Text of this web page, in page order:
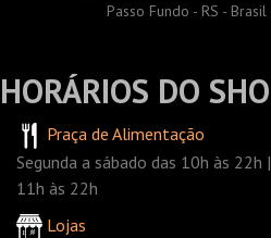
Passo Fundo - RS -
HORÁRIOS DO
Praça de Alimentação
Segunda a sábado das 10h às
11h às 22h
Lojas